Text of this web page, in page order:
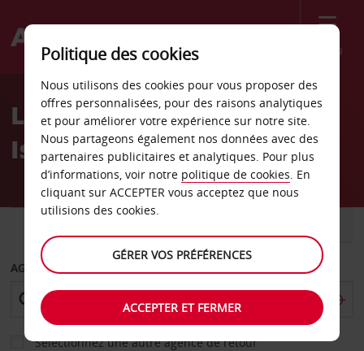
Menu
Welcome
AvisLocation de voiture Neu-
Isenburg
AGENCE DE DÉPART
Sélectionnez une autre agence de retour
Politique des cookies
Nous utilisons des cookies pour vous proposer des
offres personnalisées, pour des raisons analytiques
et pour améliorer votre expérience sur notre site.
Nous partageons également nos données avec des
partenaires publicitaires et analytiques. Pour plus
d’informations, voir notre politique de cookies. En
cliquant sur ACCEPTER vous acceptez que nous
utilisions des cookies.
GÉRER VOS PRÉFÉRENCES
ACCEPTER ET FERMER